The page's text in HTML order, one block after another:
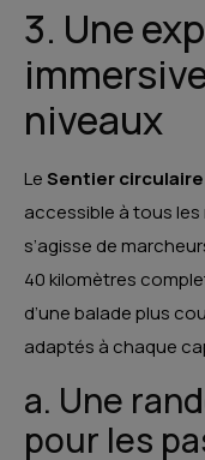
3. Une
niveaux
LeSentier
accessible à tous les
s’agisse de
40 kilomètres
d’une balade plus
adaptés à chaque
a. Une
pour les